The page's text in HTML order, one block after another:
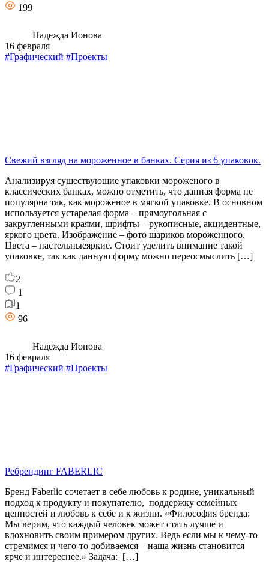
199
Надежда Ионова
16 февраля
#Графический #Проекты
Свежий взгляд на мороженное в банках. Серия из 6 упаковок.
Анализируя существующие упаковки мороженого в
классических банках, можно отметить, что данная форма не
популярна так, как мороженое в мягкой упаковке. В основном
используется устарелая форма – прямоугольная с
закругленными краями, шрифты – рукописные, акцидентные,
яркого цвета. Изображение – фото шариков мороженного.
Цвета – пастельныеяркие. Стоит уделить внимание такой
упаковке, так как данную форму можно переосмыслить […]
2
1
1
96
Надежда Ионова
16 февраля
#Графический #Проекты
Ребрендинг FABERLIC
Бренд Faberlic сочетает в себе любовь к родине, уникальный
подход к продукту и покупателю, поддержку семейных
ценностей и любовь к себе и к жизни. «Философия бренда:
Мы верим, что каждый человек может стать лучше и
вдохновить своим примером других. Ведь если мы к чему-то
стремимся и чего-то добиваемся – наша жизнь становится
ярче и интереснее.» Задача: […]